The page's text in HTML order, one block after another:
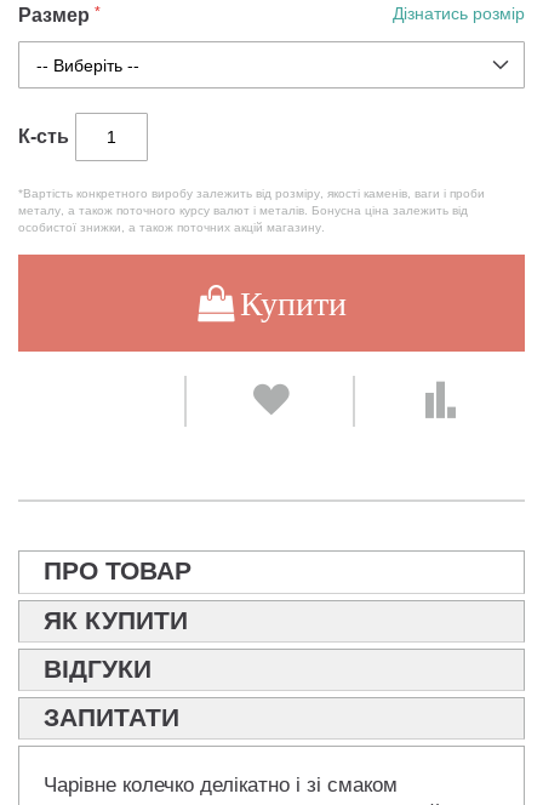
Размер Дізнатись розмір
К-сть
*Вартість конкретного виробу залежить від розміру, якості каменів, ваги і проби
металу, а також поточного курсу валют і металів. Бонусна ціна залежить від
особистої знижки, а також поточних акцій магазину.
Купити
ПРО ТОВАР
ЯК КУПИТИ
ВІДГУКИ
ЗАПИТАТИ
Чарівне колечко делікатно і зі смаком